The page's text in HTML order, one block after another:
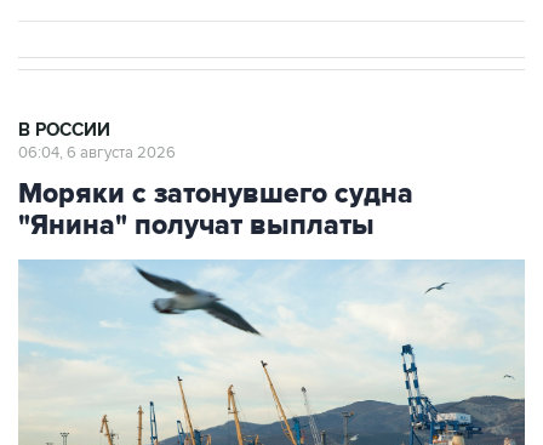
В РОССИИ
06:04, 6 августа 2026
Моряки с затонувшего судна
"Янина" получат выплаты